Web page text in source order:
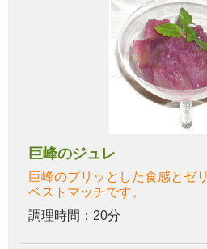
巨峰のジュレ
巨峰のプリッとした食感とゼ
ベストマッチです。
調理時間：20分